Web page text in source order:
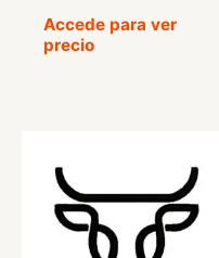
Accede para ver
precio